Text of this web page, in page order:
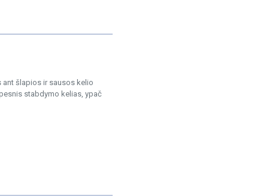
šlapios ir sausos kelio
stabdymo kelias, ypač